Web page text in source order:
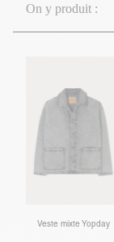
On y produit :
Veste mixte Yopday